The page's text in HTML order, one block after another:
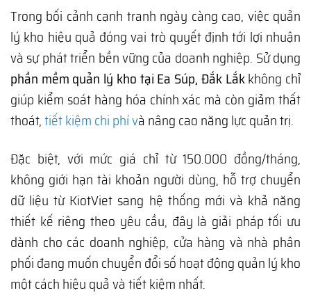
Trong bối cảnh cạnh tranh ngày càng cao, việc quản
lý kho hiệu quả đóng vai trò quyết định tới lợi nhuận
và sự phát triển bền vững của doanh nghiệp. Sử dụng
phần mềm quản lý kho tại Ea Súp, Đắk Lắkkhông chỉ
giúp kiểm soát hàng hóa chính xác mà còn giảm thất
thoát,tiết kiệm chi phí và nâng cao năng lực quản trị.
Đặc biệt, với mức giá chỉ từ 150.000 đồng/tháng,
không giới hạn tài khoản người dùng, hỗ trợ chuyển
dữ liệu từ KiotViet sang hệ thống mới và khả năng
thiết kế riêng theo yêu cầu, đây là giải pháp tối ưu
dành cho các doanh nghiệp, cửa hàng và nhà phân
phối đang muốn chuyển đổi số hoạt động quản lý kho
một cách hiệu quả và tiết kiệm nhất.